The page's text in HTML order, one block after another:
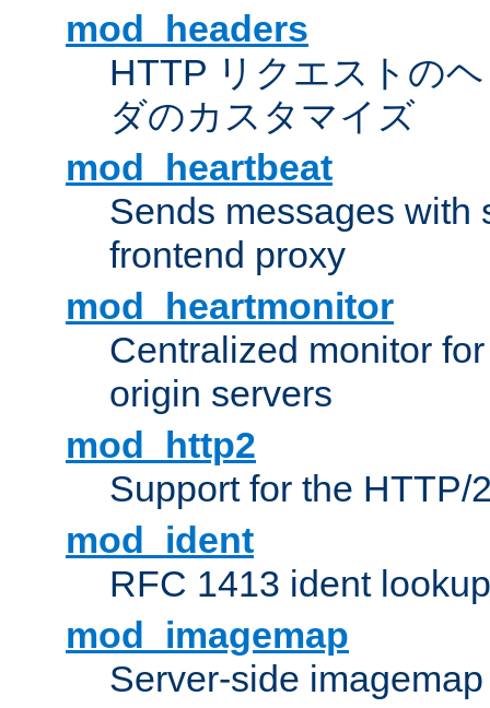
mod_headers
HTTP リクエストの
ダのカスタマイズ
mod_heartbeat
Sends messages with
frontend proxy
mod_heartmonitor
Centralized monitor
origin servers
mod_http2
Support for the HTTP/
mod_ident
RFC 1413 ident
mod_imagemap
Server-side